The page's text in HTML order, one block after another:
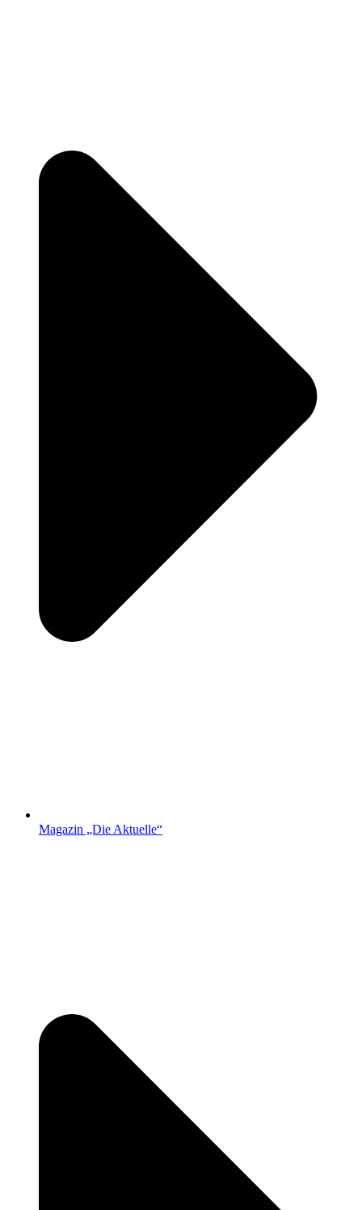
Magazin „Die Aktuelle“